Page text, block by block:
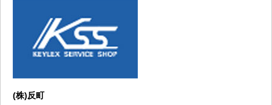
(株)反町